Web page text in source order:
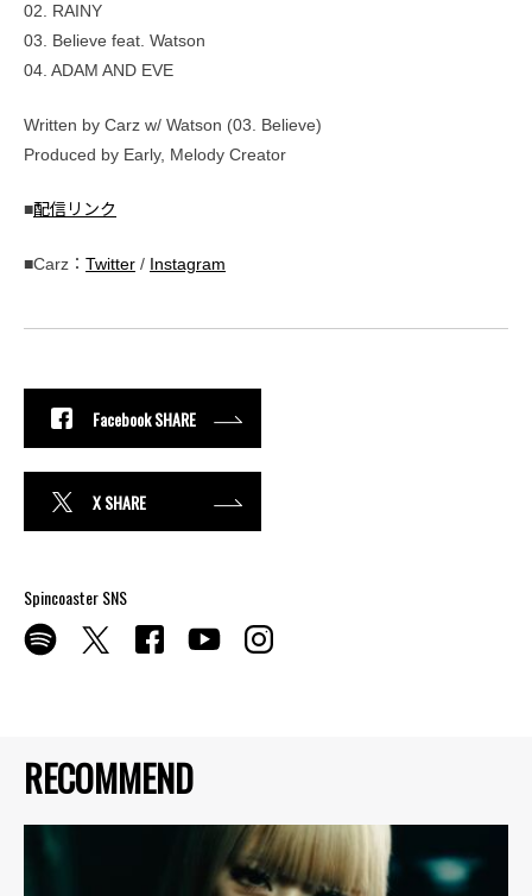
RECOMMEND
02. RAINY
03. Believe feat. Watson
04. ADAM AND EVE
Written by Carz w/ Watson (03. Believe)
Produced by Early, Melody Creator
■配信リンク
■Carz： Twitter / Instagram
Facebook SHARE
X SHARE
Spincoaster SNS